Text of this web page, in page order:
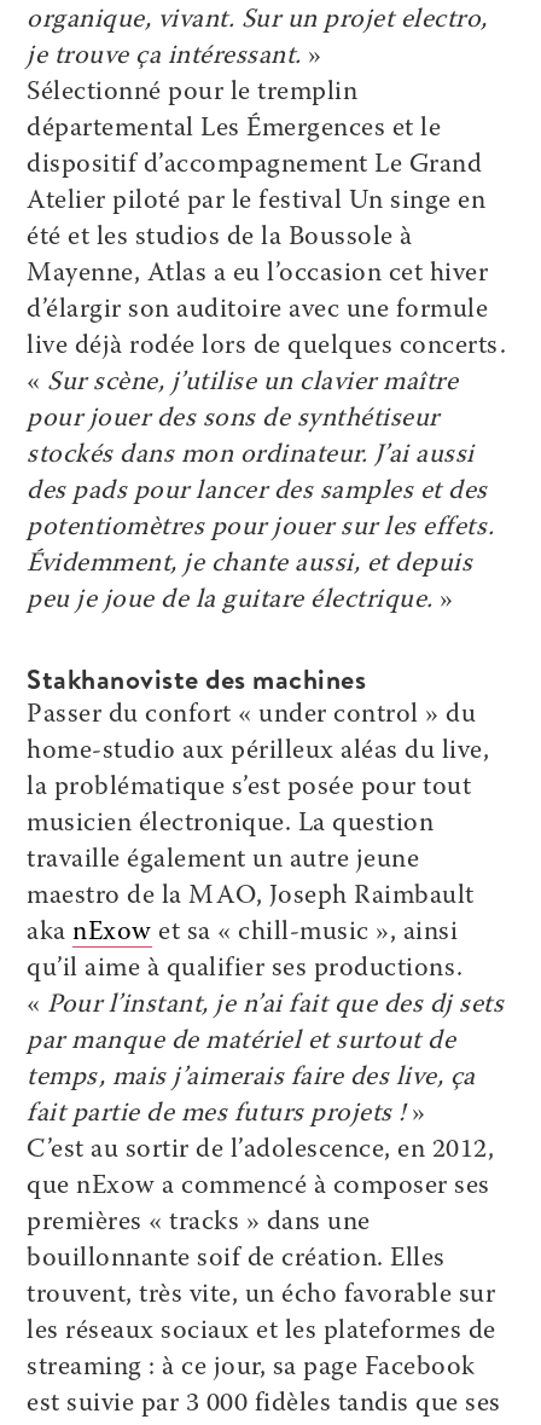
organique, vivant. Sur un projet electro,
je trouve ça intéressant. »
Sélectionné pour le tremplin
départemental Les Émergences et le
dispositif d’accompagnement Le Grand
Atelier piloté par le festival Un singe en
été et les studios de la Boussole à
Mayenne, Atlas a eu l’occasion cet hiver
d’élargir son auditoire avec une formule
live déjà rodée lors de quelques concerts.
« Sur scène, j’utilise un clavier maître
pour jouer des sons de synthétiseur
stockés dans mon ordinateur. J’ai aussi
des pads pour lancer des samples et des
potentiomètres pour jouer sur les effets.
Évidemment, je chante aussi, et depuis
peu je joue de la guitare électrique. »
Stakhanoviste des machines
Passer du confort « under control » du
home-studio aux périlleux aléas du live,
la problématique s’est posée pour tout
musicien électronique. La question
travaille également un autre jeune
maestro de la MAO, Joseph Raimbault
akanExow et sa « chill-music », ainsi
qu’il aime à qualifier ses productions.
« Pour l’instant, je n’ai fait que des dj sets
par manque de matériel et surtout de
temps, mais j’aimerais faire des live, ça
fait partie de mes futurs projets !»
C’est au sortir de l’adolescence, en 2012,
que nExow a commencé à composer ses
premières « tracks » dans une
bouillonnante soif de création. Elles
trouvent, très vite, un écho favorable sur
les réseaux sociaux et les plateformes de
streaming : à ce jour, sa page Facebook
est suivie par 3 000 fidèles tandis que ses